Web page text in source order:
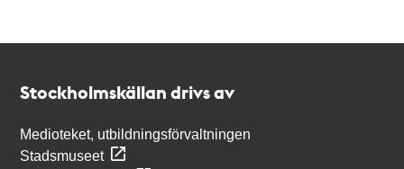
Stockholmskällan drivs av
Medioteket, utbildningsförvaltningen
Stadsmuseet